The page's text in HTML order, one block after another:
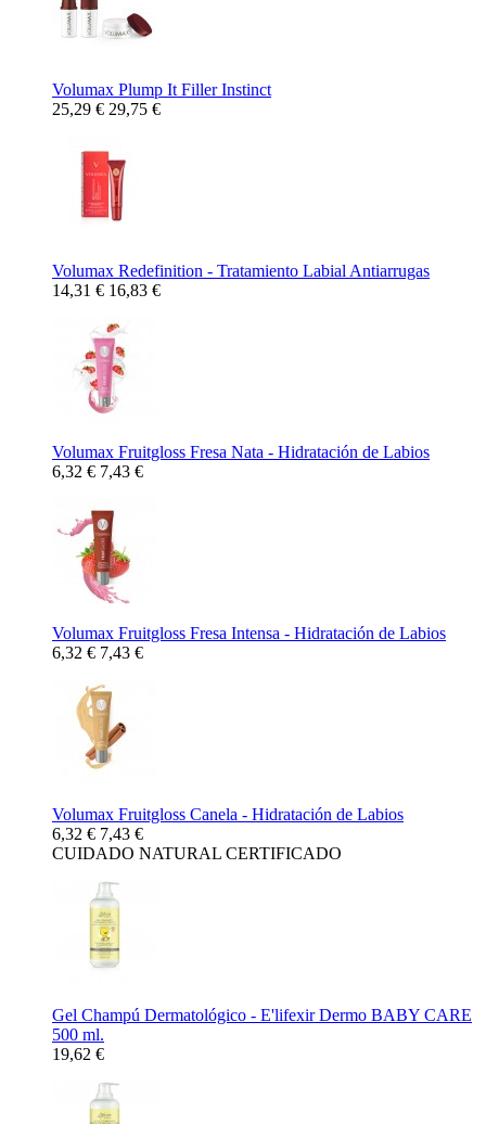
Volumax Plump It Filler Instinct
25,29 € 29,75 €
Volumax Redefinition - Tratamiento Labial Antiarrugas
14,31 € 16,83 €
Volumax Fruitgloss Fresa Nata - Hidratación de Labios
6,32 € 7,43 €
Volumax Fruitgloss Fresa Intensa - Hidratación de Labios
6,32 € 7,43 €
Volumax Fruitgloss Canela - Hidratación de Labios
6,32 € 7,43 €
CUIDADO NATURAL CERTIFICADO
Gel Champú Dermatológico - E'lifexir Dermo BABY CARE
500 ml.
19,62 €